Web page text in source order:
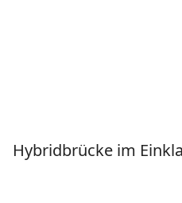
Hybridbrücke im